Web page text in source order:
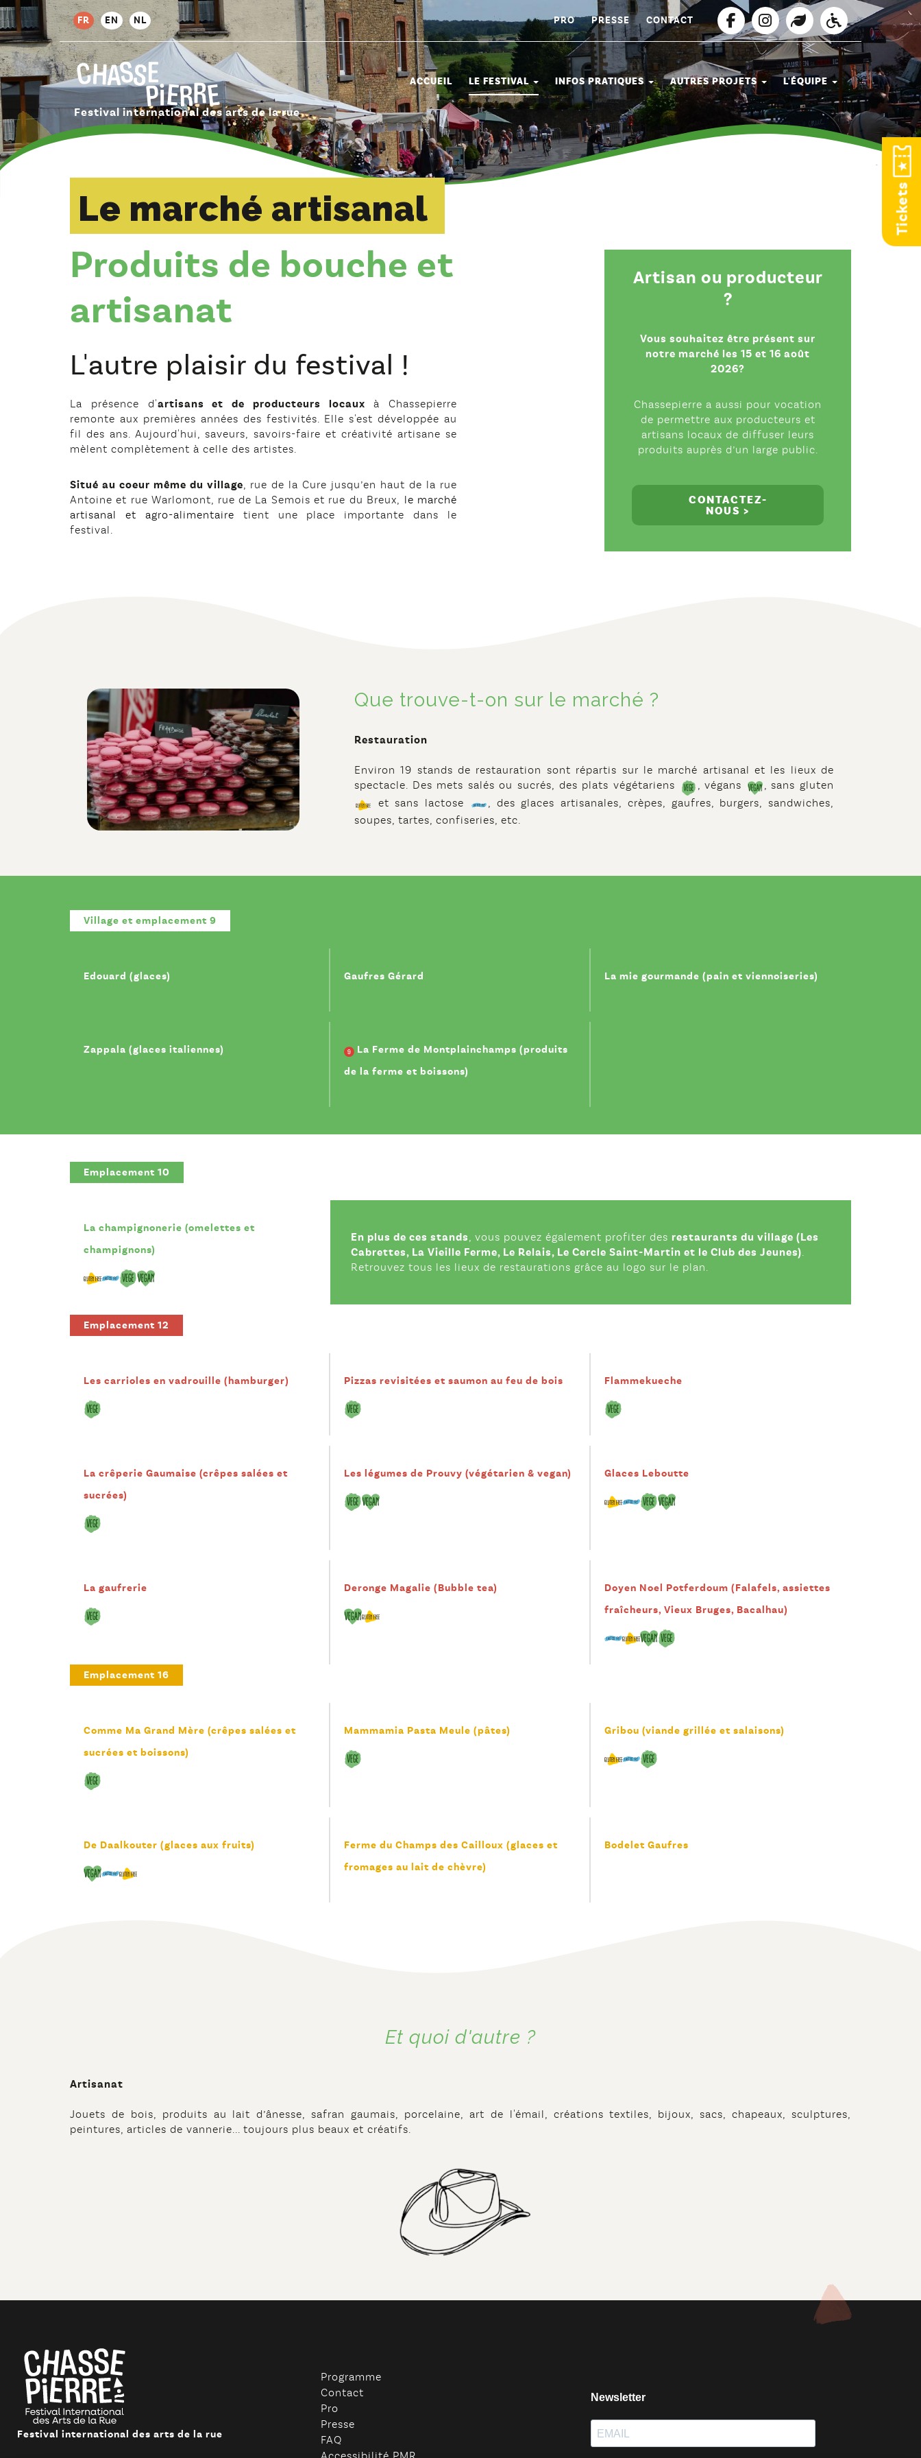
Tickets
FR EN NL PRO PRESSE CONTACT
Festival international des arts de la rue
ACCUEIL LE FESTIVAL INFOS PRATIQUES AUTRES PROJETS L'ÉQUIPE
Le marché artisanal
Produits de bouche et
artisanat
L'autre plaisir du festival !
La présence d'artisans et de producteurs locaux à Chassepierre
remonte aux premières années des festivités. Elle s'est développée au
fil des ans. Aujourd'hui, saveurs, savoirs-faire et créativité artisane se
mèlent complètement à celle des artistes.
Situé au coeur même du village, rue de la Cure jusqu’en haut de la rue
Antoine et rue Warlomont, rue de La Semois et rue du Breux, le marché
artisanal et agro-alimentaire tient une place importante dans le
festival.
Artisan ou producteur
?
Vous souhaitez être présent sur
notre marché les 15 et 16 août
2026?
Chassepierre a aussi pour vocation
de permettre aux producteurs et
artisans locaux de diffuser leurs
produits auprès d’un large public.
CONTACTEZ-
NOUS >
Que trouve-t-on sur le marché ?
Restauration
Environ 19 stands de restauration sont répartis sur le marché artisanal et les lieux de
spectacle. Des mets salés ou sucrés, des plats végétariens
, végans
, sans gluten
et sans lactose
, des glaces artisanales, crèpes, gaufres, burgers, sandwiches,
soupes, tartes, confiseries, etc.
Village et emplacement 9
Edouard (glaces) Gaufres Gérard La mie gourmande (pain et viennoiseries)
Zappala (glaces italiennes)
La Ferme de Montplainchamps (produits
de la ferme et boissons)
Emplacement 10
La champignonerie (omelettes et
champignons)
En plus de ces stands , vous pouvez également profiter des restaurants du village (Les
Cabrettes, La Vieille Ferme, Le Relais, Le Cercle Saint-Martin et le Club des Jeunes)
Retrouvez tous les lieux de restaurations grâce au logo sur le plan.
Emplacement 12
Les carrioles en vadrouille (hamburger) Pizzas revisitées et saumon au feu de bois Flammekueche
La crêperie Gaumaise (crêpes salées et
sucrées)
Les légumes de Prouvy (végétarien & vegan) Glaces Leboutte
La gaufrerie Deronge Magalie (Bubble tea)
Doyen Noel Potferdoum (Falafels, assiettes
fraîcheurs, Vieux Bruges, Bacalhau)
Emplacement 16
Comme Ma Grand Mère (crêpes salées et
sucrées et boissons)
Mammamia Pasta Meule (pâtes) Gribou (viande grillée et salaisons)
De Daalkouter (glaces aux fruits)
Ferme du Champs des Cailloux (glaces et
fromages au lait de chèvre)
Bodelet Gaufres
Et quoi d'autre ?
Artisanat
Jouets de bois, produits au lait d’ânesse, safran gaumais, porcelaine, art de l'émail, créations textiles, bijoux, sacs, chapeaux, sculptures,
peintures, articles de vannerie... toujours plus beaux et créatifs.
Festival international des arts de la rue
Programme
Contact
Pro
Presse
FAQ